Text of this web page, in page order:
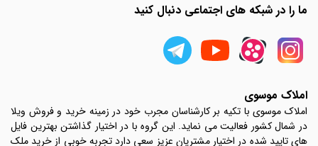
ما را در شبکه های اجتماعی دنبال کنید
املاک موسوی
املاک موسوی با تکیه بر کارشناسان مجرب خود در زمینه خرید و فروش ویلا
در شمال کشور فعالیت می نماید. این گروه با در اختیار گذاشتن بهترین فایل
های تایید شده در اختیار مشتریان عزیز سعی دارد تجربه خوبی از خرید ملک